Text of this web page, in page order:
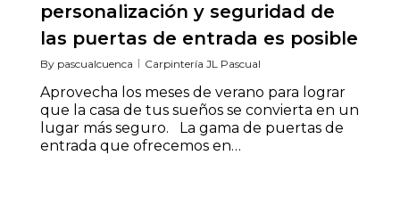
personalización y seguridad de
las puertas de entrada es posible
By pascualcuenca Carpintería JL Pascual
Aprovecha los meses de verano para lograr
que la casa de tus sueños se convierta en un
lugar más seguro. La gama de puertas de
entrada que ofrecemos en…